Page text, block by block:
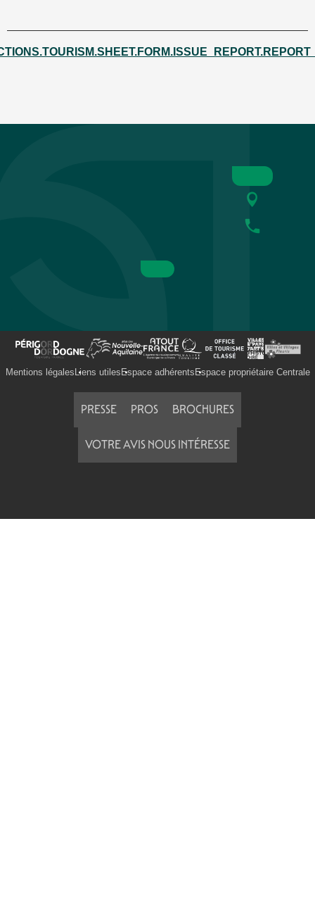
Mentions légales Liens utiles Espace adhérents Espace propriétaire Centrale
PRESSE PROS BROCHURES
VOTRE AVIS NOUS INTÉRESSE